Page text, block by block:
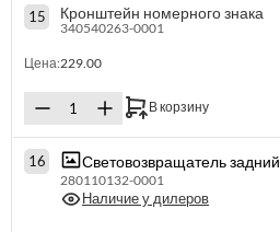
15 Кронштейн номерного знака
340540263-0001
Цена:229.00
В корзину
16 Световозвращатель задний
280110132-0001
Наличие у дилеров